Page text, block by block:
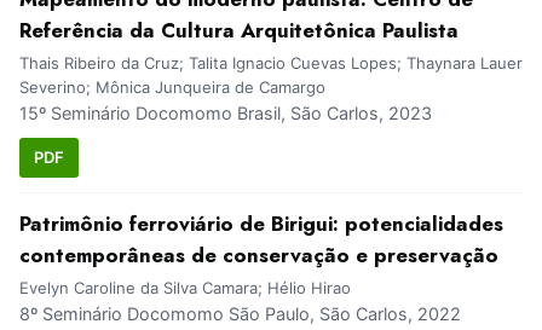
Referência da Cultura Arquitetônica Paulista
Thais Ribeiro da Cruz; Talita Ignacio Cuevas Lopes; Thaynara Lauer
Severino; Mônica Junqueira de Camargo
15º Seminário Docomomo Brasil, São Carlos, 2023
PDF
Patrimônio ferroviário de Birigui: potencialidades
contemporâneas de conservação e preservação
Evelyn Caroline da Silva Camara; Hélio Hirao
8º Seminário Docomomo São Paulo, São Carlos, 2022